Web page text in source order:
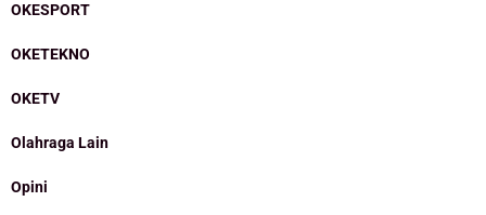
OKESPORT
OKETEKNO
OKETV
Olahraga Lain
Opini